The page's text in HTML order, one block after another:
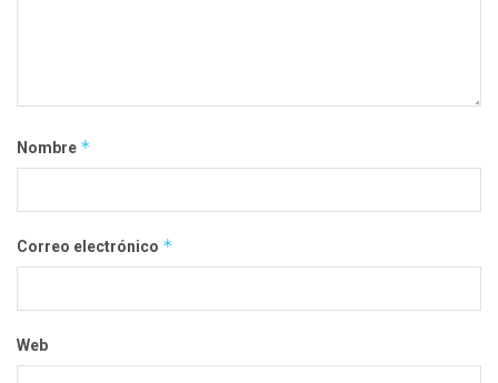
Nombre *
Correo electrónico *
Web